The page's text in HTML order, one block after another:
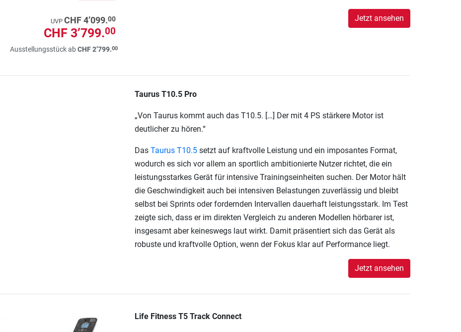
UVP CHF 4’099.00
CHF 3’799.00
Ausstellungsstück abCHF 2’799.00
Jetzt ansehen
Taurus T10.5 Pro
„Von Taurus kommt auch das T10.5. […] Der mit 4 PS stärkere Motor ist
deutlicher zu hören.“
Das Taurus T10.5setzt auf kraftvolle Leistung und ein imposantes Format,
wodurch es sich vor allem an sportlich ambitionierte Nutzer richtet, die ein
leistungsstarkes Gerät für intensive Trainingseinheiten suchen. Der Motor hält
die Geschwindigkeit auch bei intensiven Belastungen zuverlässig und bleibt
selbst bei Sprints oder fordernden Intervallen dauerhaft leistungsstark. Im Test
zeigte sich, dass er im direkten Vergleich zu anderen Modellen hörbarer ist,
insgesamt aber keineswegs laut wirkt. Damit präsentiert sich das Gerät als
robuste und kraftvolle Option, wenn der Fokus klar auf Performance liegt.
Jetzt ansehen
Life Fitness T5 Track Connect